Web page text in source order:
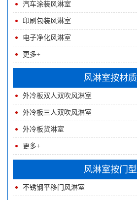
汽车涂装风淋室
印刷包装风淋室
电子净化风淋室
更多+
风淋室按材质
外冷板双人双吹风淋室
外冷板三人双吹风淋室
外冷板货淋室
更多+
风淋室按门型
不锈钢平移门风淋室